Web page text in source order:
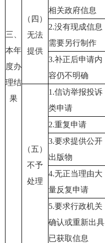
三、
本年
度办
理结
果
（四）
无法
提供
相关政府信息
2.没有现成信息
需要另行制作
3.补正后申请内
容仍不明确
（五）
不予
处理
1.信访举报投诉
类申请
2.重复申请
3.要求提供公开
出版物
4.无正当理由大
量反复申请
5.要求行政机关
确认或重新出具
已获取信息